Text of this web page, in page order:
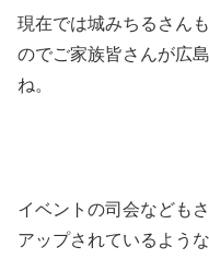
現在では城みちるさん
のでご家族皆さんが広
ね。
イベントの司会なども
アップされているよう